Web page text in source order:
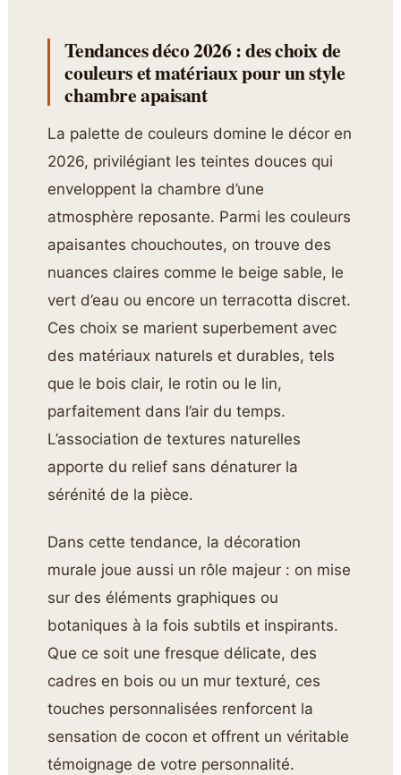
Tendances déco 2026 : des choix de
couleurs et matériaux pour un style
chambre apaisant
La palette de couleurs domine le décor en
2026, privilégiant les teintes douces qui
enveloppent la chambre d’une
atmosphère reposante. Parmi les couleurs
apaisantes chouchoutes, on trouve des
nuances claires comme le beige sable, le
vert d’eau ou encore un terracotta discret.
Ces choix se marient superbement avec
des matériaux naturels et durables, tels
que le bois clair, le rotin ou le lin,
parfaitement dans l’air du temps.
L’association de textures naturelles
apporte du relief sans dénaturer la
sérénité de la pièce.
Dans cette tendance, la décoration
murale joue aussi un rôle majeur : on mise
sur des éléments graphiques ou
botaniques à la fois subtils et inspirants.
Que ce soit une fresque délicate, des
cadres en bois ou un mur texturé, ces
touches personnalisées renforcent la
sensation de cocon et offrent un véritable
témoignage de votre personnalité.